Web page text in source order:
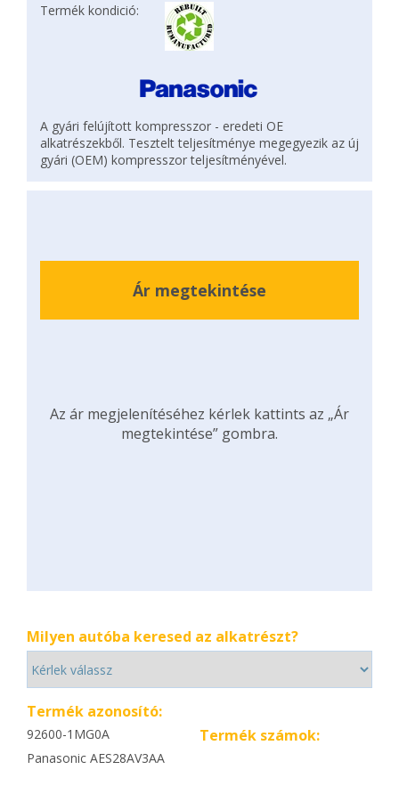
Termék kondició:
A gyári felújított kompresszor - eredeti OE
alkatrészekből. Tesztelt teljesítménye megegyezik az új
gyári (OEM) kompresszor teljesítményével.
Ár megtekintése
Az ár megjelenítéséhez kérlek kattints az „Ár
megtekintése” gombra.
Milyen autóba keresed az alkatrészt?
Termék azonosító:
92600-1MG0A Termék számok:
Panasonic AES28AV3AA